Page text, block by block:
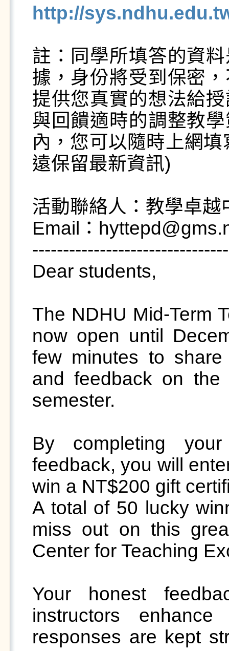
http://
註：同學所填答的資
據，身份將受到保密
提供您真實的想法給
與回饋適時的調整教
內，您可以隨時上網
遠保留最新資訊)
活動聯絡人：教學卓
Email：
Dear students,
The NDHU Mid-Term
now open until
few minutes to
and feedback on
semester.
By completing
feedback, you will
win a NT$200 gift
A total of 50 lucky
miss out on this
Center for Teaching
Your honest
instructors
responses are kept